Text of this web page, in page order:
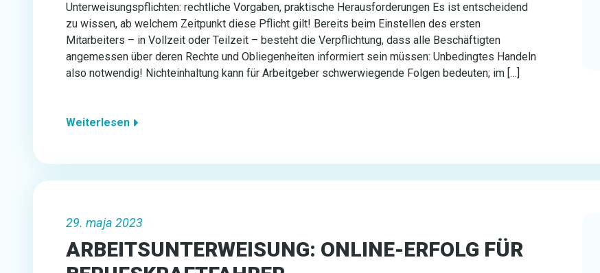
Unterweisungspflichten: rechtliche Vorgaben, praktische Herausforderungen Es ist entscheidend
zu wissen, ab welchem Zeitpunkt diese Pflicht gilt! Bereits beim Einstellen des ersten
Mitarbeiters – in Vollzeit oder Teilzeit – besteht die Verpflichtung, dass alle Beschäftigten
angemessen über deren Rechte und Obliegenheiten informiert sein müssen: Unbedingtes Handeln
also notwendig! Nichteinhaltung kann für Arbeitgeber schwerwiegende Folgen bedeuten; im […]
Weiterlesen
29. maja 2023
ARBEITSUNTERWEISUNG: ONLINE-ERFOLG FÜR